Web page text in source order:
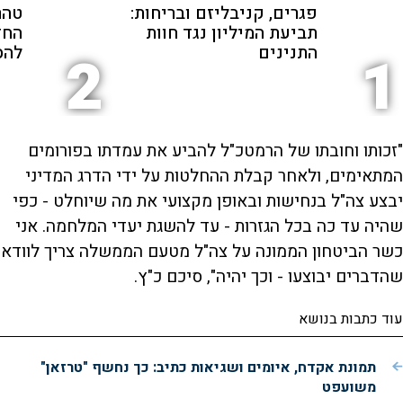
1
פגרים, קניבליזם ובריחות:
תביעת המיליון נגד חוות
התנינים 2
"זכותו וחובתו של הרמטכ"ל להביע את עמדתו בפורומים
המתאימים, ולאחר קבלת ההחלטות על ידי הדרג המדיני
יבצע צה"ל בנחישות ובאופן מקצועי את מה שיוחלט - כפי
שהיה עד כה בכל הגזרות - עד להשגת יעדי המלחמה. אני
כשר הביטחון הממונה על צה"ל מטעם הממשלה צריך לוודא
שהדברים יבוצעו - וכך יהיה", סיכם כ"ץ.
עוד כתבות בנושא
תמונת אקדח, איומים ושגיאות כתיב: כך נחשף "טרזאן"
משועפט